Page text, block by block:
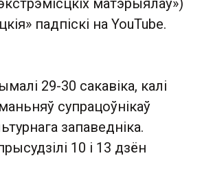
матэрыялаў»)
падпіскі на YouTube.
29-30 сакавіка, калі
супрацоўнікаў
запаведніка.
10 і 13 дзён